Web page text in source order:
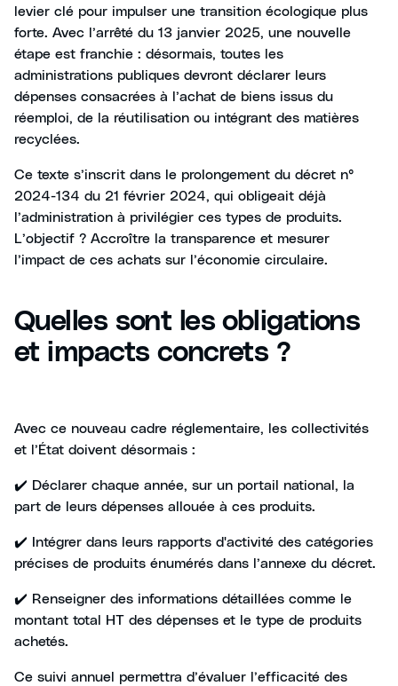
levier clé pour impulser une transition écologique plus
forte. Avec l’arrêté du 13 janvier 2025, une nouvelle
étape est franchie : désormais, toutes les
administrations publiques devront déclarer leurs
dépenses consacrées à l’achat de biens issus du
réemploi, de la réutilisation ou intégrant des matières
recyclées.
Ce texte s’inscrit dans le prolongement du décret n°
2024-134 du 21 février 2024, qui obligeait déjà
l’administration à privilégier ces types de produits.
L’objectif ? Accroître la transparence et mesurer
l’impact de ces achats sur l’économie circulaire.
Quelles sont les obligations
et impacts concrets ?
Avec ce nouveau cadre réglementaire, les collectivités
et l’État doivent désormais :
✔️ Déclarer chaque année, sur un portail national, la
part de leurs dépenses allouée à ces produits.
✔️ Intégrer dans leurs rapports d'activité des catégories
précises de produits énumérés dans l’annexe du décret.
✔️ Renseigner des informations détaillées comme le
montant total HT des dépenses et le type de produits
achetés.
Ce suivi annuel permettra d’évaluer l’efficacité des